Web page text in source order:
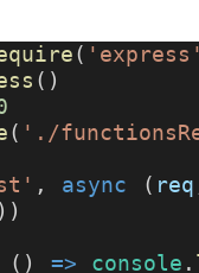
(
()
( './
, async ( req
() => console .